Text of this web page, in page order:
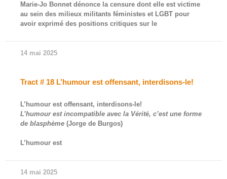
Marie-Jo Bonnet dénonce la censure dont elle est victime
au sein des milieux militants féministes et LGBT pour
avoir exprimé des positions critiques sur le
14 mai 2025
Tract # 18 L’humour est offensant, interdisons-le!
L’humour est offensant, interdisons-le!
L’humour est incompatible avec la Vérité, c’est une forme
de blasphème (Jorge de Burgos)
L’humour est
14 mai 2025